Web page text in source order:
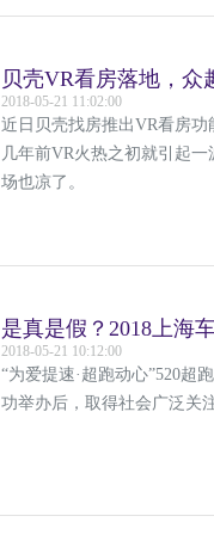
贝壳VR看房落地，众
2018-05-21 11:02:00
近日贝壳找房推出VR看房功
几年前VR火热之初就引起
场也凉了。
是真是假？2018上海
2018-05-21 10:12:00
“为爱提速·超跑动心”520超
功举办后，取得社会广泛关